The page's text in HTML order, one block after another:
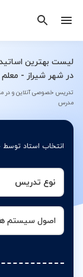
لیست بهترین
در شهر شیراز -
تدریس خصوصی آنلاین و در
مدرس
انتخاب استاد توسط
نوع تدریس
اصول سیستم